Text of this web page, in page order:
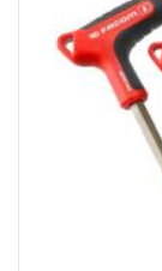
• Zawartość
• Waga: 0,33 kg